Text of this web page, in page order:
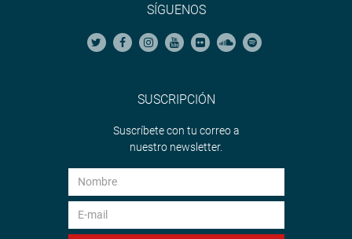
SÍGUENOS
SUSCRIPCIÓN
Suscríbete con tu correo a
nuestro newsletter.